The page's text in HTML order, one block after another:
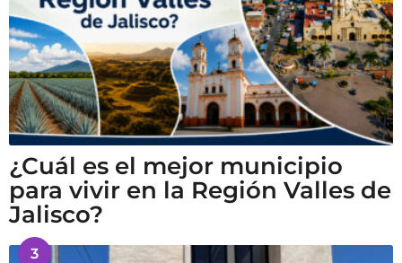
¿Cuál es el mejor municipio
para vivir en la Región Valles de
Jalisco?
3